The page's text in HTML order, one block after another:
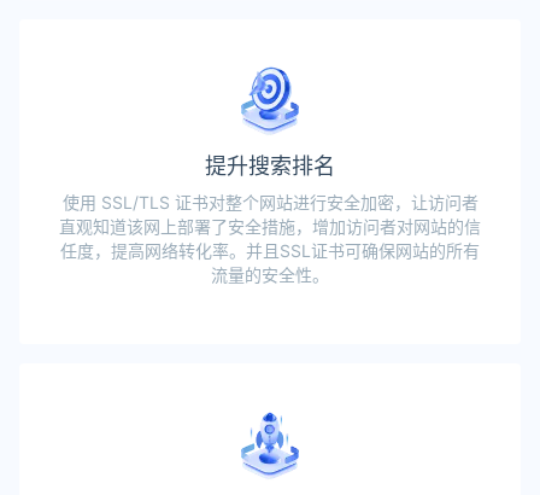
提升搜索排名
使用 SSL/TLS 证书对整个网站进行安全加密，让访问者
直观知道该网上部署了安全措施，增加访问者对网站的信
任度，提高网络转化率。并且SSL证书可确保网站的所有
流量的安全性。